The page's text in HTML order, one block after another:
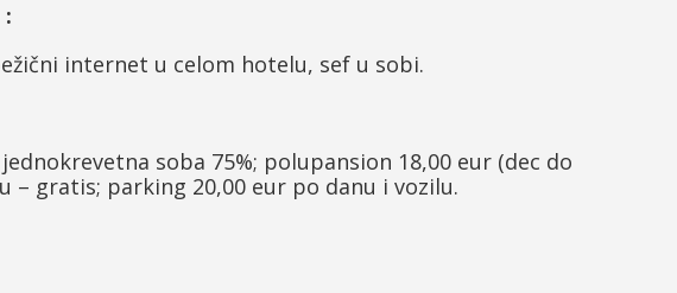
:
internet u celom hotelu, sef u sobi.
soba 75%; polupansion 18,00 eur (dec do
– gratis; parking 20,00 eur po danu i vozilu.